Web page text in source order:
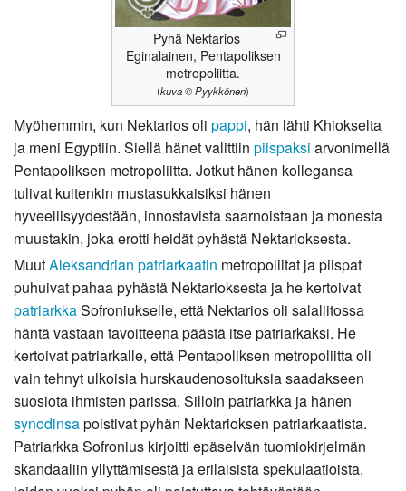
Pyhä Nektarios
Eginalainen, Pentapoliksen
metropoliitta.
(kuva © Pyykkönen)
Myöhemmin, kun Nektarios oli pappi, hän lähti Khiokselta
ja meni Egyptiin. Siellä hänet valittiin piispaksi arvonimellä
Pentapoliksen metropoliitta. Jotkut hänen kollegansa
tulivat kuitenkin mustasukkaisiksi hänen
hyveellisyydestään, innostavista saarnoistaan ja monesta
muustakin, joka erotti heidät pyhästä Nektarioksesta.
MuutAleksandrian patriarkaatin metropoliitat ja piispat
puhuivat pahaa pyhästä Nektarioksesta ja he kertoivat
patriarkkaSofroniukselle, että Nektarios oli salaliitossa
häntä vastaan tavoitteena päästä itse patriarkaksi. He
kertoivat patriarkalle, että Pentapoliksen metropoliitta oli
vain tehnyt ulkoisia hurskaudenosoituksia saadakseen
suosiota ihmisten parissa. Silloin patriarkka ja hänen
synodinsapoistivat pyhän Nektarioksen patriarkaatista.
Patriarkka Sofronius kirjoitti epäselvän tuomiokirjelmän
skandaaliin yllyttämisestä ja erilaisista spekulaatioista,